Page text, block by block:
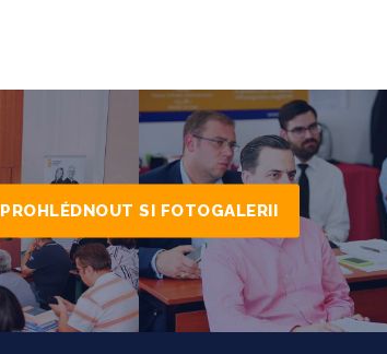
PROHLÉDNOUT SI FOTOGALERII